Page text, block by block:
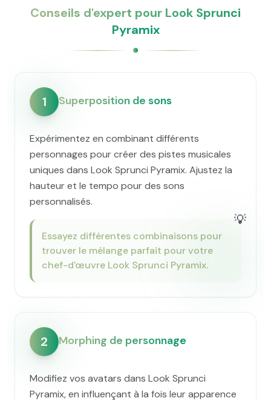
Conseils d'expert pour Look Sprunci
Pyramix
1 Superposition de sons
Expérimentez en combinant différents
personnages pour créer des pistes musicales
uniques dans Look Sprunci Pyramix. Ajustez la
hauteur et le tempo pour des sons
personnalisés.
💡
Essayez différentes combinaisons pour
trouver le mélange parfait pour votre
chef-d'œuvre Look Sprunci Pyramix.
2 Morphing de personnage
Modifiez vos avatars dans Look Sprunci
Pyramix, en influençant à la fois leur apparence